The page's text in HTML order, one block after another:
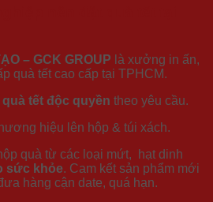
– GCK GROUP là xưởng in ấn,
quà tết cao cấp tại TPHCM.
quà tết độc quyền theo yêu cầu.
hiệu lên hộp & túi xách.
quà từ các loại mứt, hạt dinh
sức khỏe. Cam kết sản phẩm mới
hàng cận date, quá hạn.